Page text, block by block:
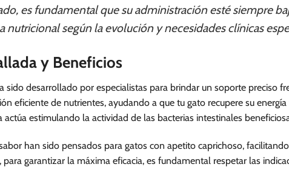
es fundamental que su administración esté siempre
nutricional según la evolución y necesidades clínicas
y Beneficios
sido desarrollado por especialistas para brindar un soporte preciso
eficiente de nutrientes, ayudando a que tu gato recupere su
actúa estimulando la actividad de las bacterias intestinales
han sido pensados para gatos con apetito caprichoso,
para garantizar la máxima eficacia, es fundamental respetar las